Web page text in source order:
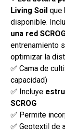
Living Soil que
disponible.
una red
entrenamiento
optimizar la
✅ Cama de
capacidad)
✅ Incluye
SCROG
✅ Permite
✅ Geotextil de